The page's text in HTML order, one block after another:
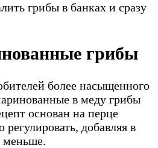
грибы в банках и сразу
грибы
более насыщенного
в меду грибы
основан на перце
добавляя в
меньше.